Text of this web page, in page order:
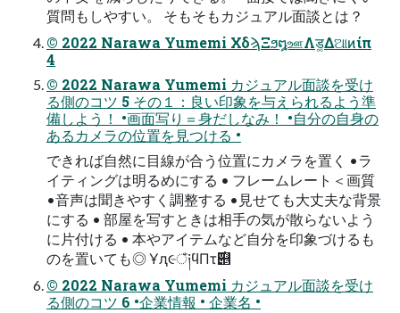
質問もしやすい。 そもそもカジュアル⾯談とは？
© 2022 Narawa Yumemi ΧδϡΞϧ໘ஊΛड͚Δଆͷίπ
4
© 2022 Narawa Yumemi カジュアル⾯談を受け
る側のコツ 5 その１：良い印象を与えられるよう準
備しよう！ •画⾯写り＝⾝だしなみ！ •⾃分の⾃⾝の
あるカメラの位置を⾒つける •
できれば⾃然に⽬線が合う位置にカメラを置く •ラ
イティングは明るめにする • フレームレート＜画質
•⾳声は聞きやすく調整する •⾒せても⼤丈夫な背景
にする • 部屋を写すときは相⼿の気が散らないよう
に⽚付ける • 本やアイテムなど⾃分を印象づけるも
のを置いても◎ Ұԯ૯ঁ༏ϥΠτ࣌୅
© 2022 Narawa Yumemi カジュアル⾯談を受け
る側のコツ 6 •企業情報 • 企業名 •